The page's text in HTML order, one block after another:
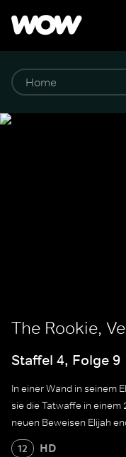
The Rookie,
Staffel 4, Folge 9
In einer Wand in seinem
sie die Tatwaffe in
neuen Beweisen Elijah
12 HD